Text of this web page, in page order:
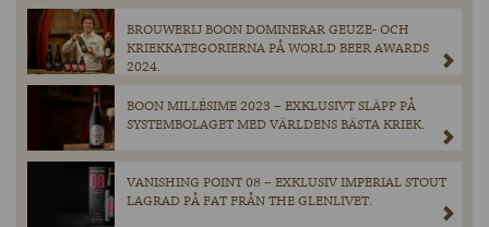
BROUWERIJ BOON DOMINERAR GEUZE- OCH
KRIEKKATEGORIERNA PÅ WORLD BEER AWARDS
2024.
BOON MILLÉSIME 2023 – EXKLUSIVT SLÄPP PÅ
SYSTEMBOLAGET MED VÄRLDENS BÄSTA KRIEK.
VANISHING POINT 08 – EXKLUSIV IMPERIAL STOUT
LAGRAD PÅ FAT FRÅN THE GLENLIVET.